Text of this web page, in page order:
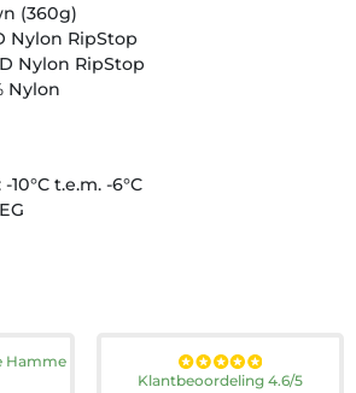
(360g)
Nylon RipStop
Nylon RipStop
Nylon
t.e.m. -6°C
Hamme
Klantbeoordeling 4.6/5